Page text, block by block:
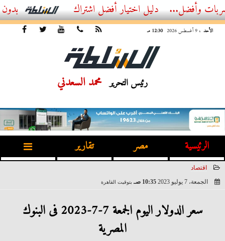
أفضل اشتراك IPTV بدون تقطيع 2026 – دليل المشاهد العصري
الأحد ، 9 أغسطس 2026 12:30 مـ
رئيس التحرير محمد السعدني
الرئيسية مصر تقارير
اقتصاد
الجمعة، 7 يوليو 2023
10:35 صـ بتوقيت القاهرة
سعر الدولار اليوم الجمعة 7-7-2023 فى البنوك
المصرية